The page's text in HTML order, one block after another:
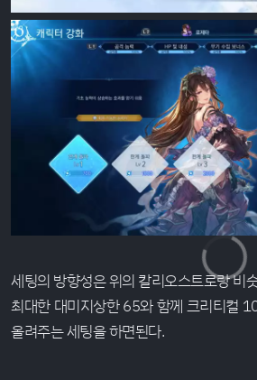
세팅의 방향성은 위의 칼리오스트로랑 비
최대한 대미지상한 65와 함께 크리티컬
올려주는 세팅을 하면된다.